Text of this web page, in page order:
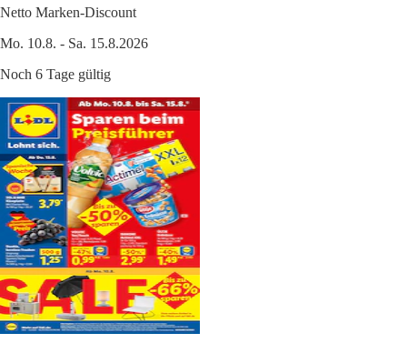
Netto Marken-Discount
Mo. 10.8. - Sa. 15.8.2026
Noch 6 Tage gültig